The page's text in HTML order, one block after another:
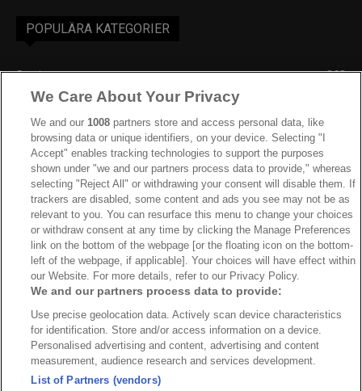
POPULÄRA KATEGORIER
Sverige
863
Ishockey-VM
IIHF
JVM
Kanada
205
Dam VM
187
Finland
181
Video
179
Ishockey-OS
175
Om oss Redaktionen Kontakta oss Cookies Integritetspolicy
© 2026 VMishockey.se | Alla rättigheter är reserverade.
We Care About Your Privacy
We and our1008 partners store and access personal data, like
browsing data or unique identifiers, on your device. Selecting "I
Accept" enables tracking technologies to support the purposes
shown under "we and our partners process data to provide," whereas
selecting "Reject All" or withdrawing your consent will disable them. If
trackers are disabled, some content and ads you see may not be as
relevant to you. You can resurface this menu to change your choices
or withdraw consent at any time by clicking the Manage Preferences
link on the bottom of the webpage [or the floating icon on the bottom-
left of the webpage, if applicable]. Your choices will have effect within
our Website. For more details, refer to our Privacy Policy.
We and our partners process data to provide:
Use precise geolocation data. Actively scan device characteristics
for identification. Store and/or access information on a device.
Personalised advertising and content, advertising and content
measurement, audience research and services development.
List of Partners (vendors)